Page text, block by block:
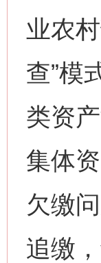
业农
查”模
类资
集体
欠缴
追缴